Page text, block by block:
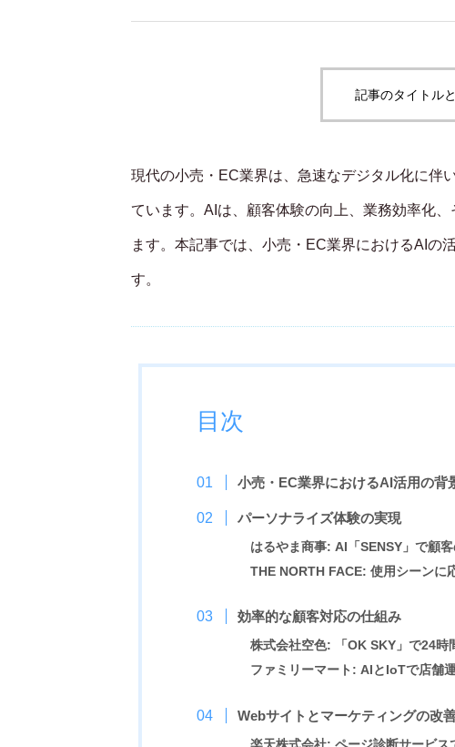
記事のタイトル
現代の小売・EC業界は、急速なデジタル化に伴
ています。AIは、顧客体験の向上、業務効率化
ます。本記事では、小売・EC業界におけるAIの
す。
目次
小売・EC業界におけるAI活用の背
パーソナライズ体験の実現
はるやま商事: AI「SENSY」で顧
THE NORTH FACE: 使用シーンに
効率的な顧客対応の仕組み
株式会社空色: 「OK SKY」で24時
ファミリーマート: AIとIoTで店舗
Webサイトとマーケティングの改